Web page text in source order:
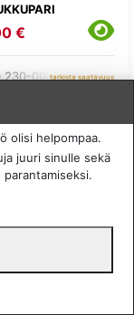
€
00-08tarkista saatavuus
ALASKA
olisi helpompaa.
juuri sinulle sekä
parantamiseksi.